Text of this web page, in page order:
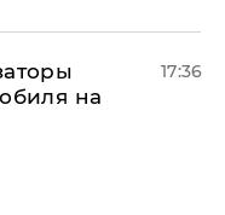
на
17:36